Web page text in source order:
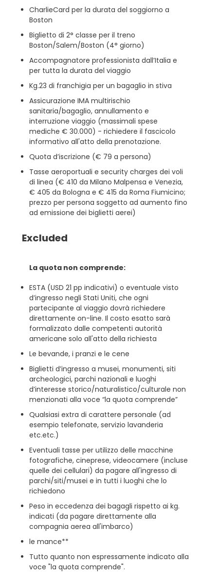
CharlieCard per la durata del soggiorno a
Boston
Biglietto di 2° classe per il treno
Boston/Salem/Boston (4° giorno)
Accompagnatore professionista dall’Italia e
per tutta la durata del viaggio
Kg.23 di franchigia per un bagaglio in stiva
Assicurazione IMA multirischio
sanitaria/bagaglio, annullamento e
interruzione viaggio (massimali spese
mediche € 30.000) - richiedere il fascicolo
informativo all'atto della prenotazione.
Quota d’iscrizione (€ 79 a persona)
Tasse aeroportuali e security charges dei voli
di linea (€ 410 da Milano Malpensa e Venezia,
€ 405 da Bologna e € 415 da Roma Fiumicino;
prezzo per persona soggetto ad aumento fino
ad emissione dei biglietti aerei)
Excluded
La quota non comprende:
ESTA (USD 21 pp indicativi) o eventuale visto
d’ingresso negli Stati Uniti, che ogni
partecipante al viaggio dovrà richiedere
direttamente on-line. Il costo esatto sarà
formalizzato dalle competenti autorità
americane solo all'atto della richiesta
Le bevande, i pranzi e le cene
Biglietti d’ingresso a musei, monumenti, siti
archeologici, parchi nazionali e luoghi
d’interesse storico/naturalistico/culturale non
menzionati alla voce “la quota comprende”
Qualsiasi extra di carattere personale (ad
esempio telefonate, servizio lavanderia
etc.etc.)
Eventuali tasse per utilizzo delle macchine
fotografiche, cineprese, videocamere (incluse
quelle dei cellulari) da pagare all'ingresso di
parchi/siti/musei e in tutti i luoghi che lo
richiedono
Peso in eccedenza dei bagagli rispetto ai kg.
indicati (da pagare direttamente alla
compagnia aerea all'imbarco)
le mance**
Tutto quanto non espressamente indicato alla
voce "la quota comprende".